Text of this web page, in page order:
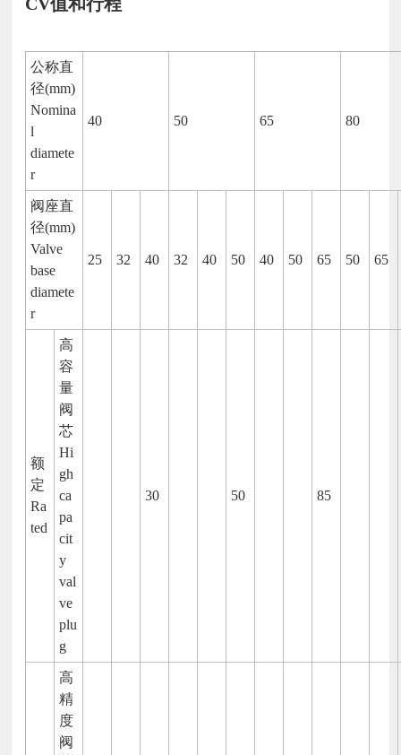
公称直
径(mm)
Nomina
l
diamete
r
40 50 65 80
阀座直
径(mm)
Valve
base
diamete
r
25 32 40 32 40 50 40 50 65 50 65
额
定
Ra
ted
高
容
量
阀
芯
Hi
gh
ca
pa
cit
y
val
ve
plu
g
30 50 85
高
精
度
阀